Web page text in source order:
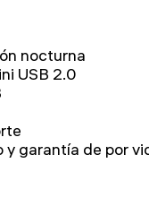
nocturna
USB 2.0
y garantía de por